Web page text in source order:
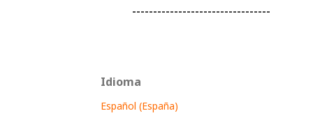
---------------------------------
Idioma
Español (España)